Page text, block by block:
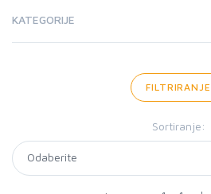
KATEGORIJE
FILTRIRANJE
Sortiranje: